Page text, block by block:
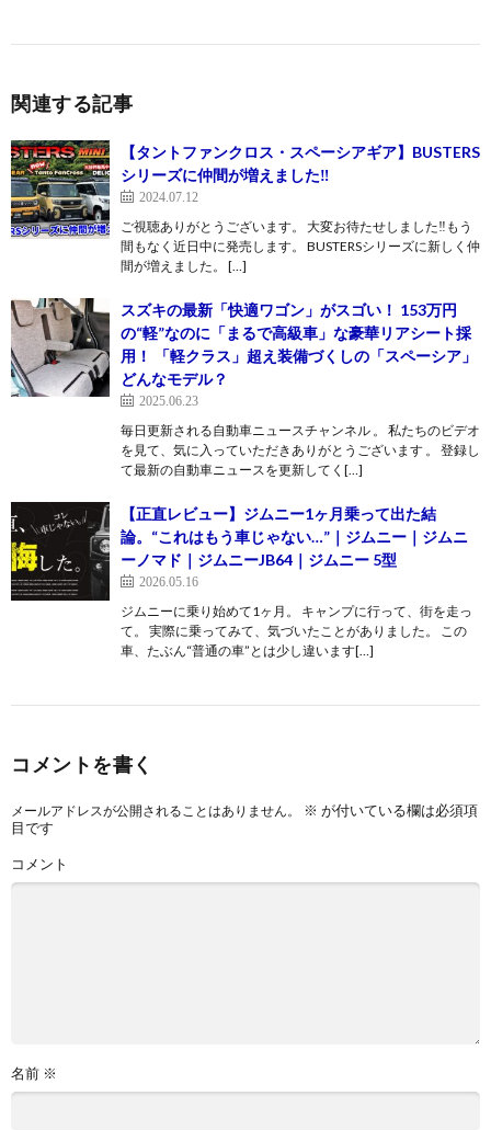
関連する記事
【タントファンクロス・スペーシアギア】BUSTERS
シリーズに仲間が増えました‼
2024.07.12
ご視聴ありがとうございます。 大変お待たせしました‼もう
間もなく近日中に発売します。 BUSTERSシリーズに新しく仲
間が増えました。 […]
スズキの最新「快適ワゴン」がスゴい！ 153万円
の“軽”なのに「まるで高級車」な豪華リアシート採
用！ 「軽クラス」超え装備づくしの「スペーシア」
どんなモデル？
2025.06.23
毎日更新される自動車ニュースチャンネル 。 私たちのビデオ
を見て、気に入っていただきありがとうございます 。 登録し
て最新の自動車ニュースを更新してく[…]
【正直レビュー】ジムニー1ヶ月乗って出た結
論。“これはもう車じゃない…”｜ジムニー｜ジムニ
ーノマド｜ジムニーJB64｜ジムニー 5型
2026.05.16
ジムニーに乗り始めて1ヶ月。 キャンプに行って、街を走っ
て。 実際に乗ってみて、気づいたことがありました。 この
車、たぶん“普通の車”とは少し違います[…]
コメントを書く
メールアドレスが公開されることはありません。 ※ が付いている欄は必須項
目です
コメント
名前 ※